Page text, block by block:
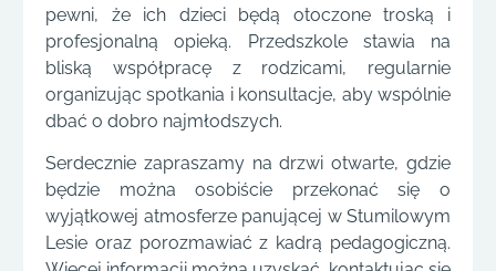
pewni, że ich dzieci będą otoczone troską i
profesjonalną opieką. Przedszkole stawia na
bliską współpracę z rodzicami, regularnie
organizując spotkania i konsultacje, aby wspólnie
dbać o dobro najmłodszych.
Serdecznie zapraszamy na drzwi otwarte, gdzie
będzie można osobiście przekonać się o
wyjątkowej atmosferze panującej w Stumilowym
Lesie oraz porozmawiać z kadrą pedagogiczną.